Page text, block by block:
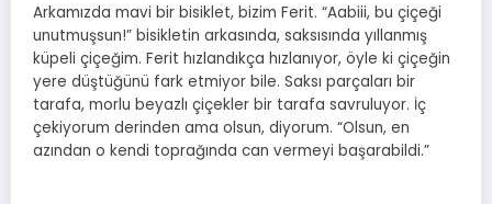
Arkamızda mavi bir bisiklet, bizim Ferit. “Aabiii, bu çiçeği
unutmuşsun!” bisikletin arkasında, saksısında yıllanmış
küpeli çiçeğim. Ferit hızlandıkça hızlanıyor, öyle ki çiçeğin
yere düştüğünü fark etmiyor bile. Saksı parçaları bir
tarafa, morlu beyazlı çiçekler bir tarafa savruluyor. İç
çekiyorum derinden ama olsun, diyorum. “Olsun, en
azından o kendi toprağında can vermeyi başarabildi.”